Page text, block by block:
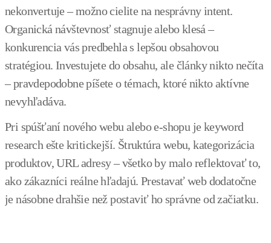
nekonvertuje – možno cielite na nesprávny intent.
Organická návštevnosť stagnuje alebo klesá –
konkurencia vás predbehla s lepšou obsahovou
stratégiou. Investujete do obsahu, ale články nikto nečíta
– pravdepodobne píšete o témach, ktoré nikto aktívne
nevyhľadáva.
Pri spúšťaní nového webu alebo e-shopu je keyword
research ešte kritickejší. Štruktúra webu, kategorizácia
produktov, URL adresy – všetko by malo reflektovať to,
ako zákazníci reálne hľadajú. Prestavať web dodatočne
je násobne drahšie než postaviť ho správne od začiatku.